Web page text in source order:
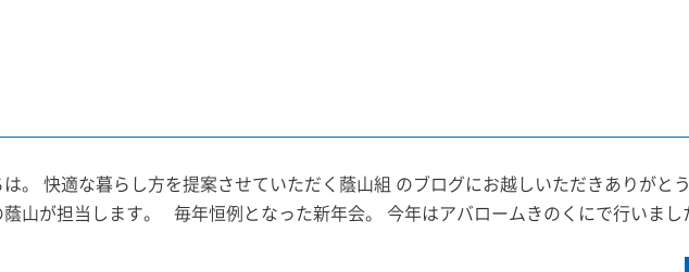
は。 快適な暮らし方を提案させていただく蔭山組 のブログにお越しいただきありがと
蔭山が担当します。 毎年恒例となった新年会。 今年はアバロームきのくにで行いまし